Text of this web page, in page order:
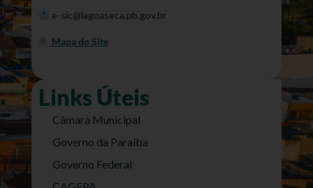
e-sic@lagoaseca.pb.gov.br
Mapa do Site
Links Úteis
Câmara Municipal
Governo da Paraíba
Governo Federal